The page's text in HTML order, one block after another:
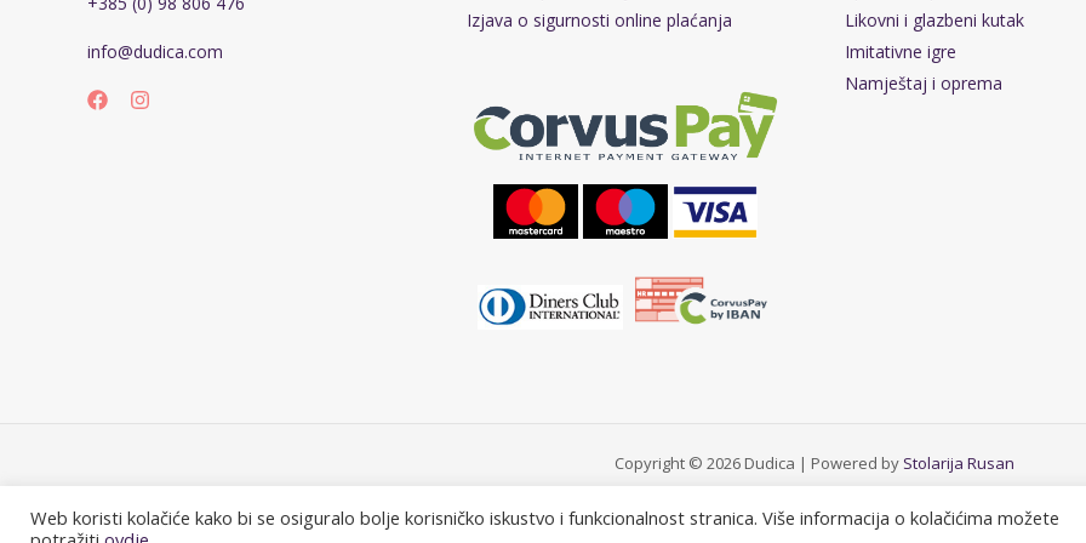
info@dudica.com
Izjava o sigurnosti online plaćanja
Likovni i glazbeni kutak
Imitativne igre
Namještaj i oprema
Copyright © 2026 Dudica | Powered by Stolarija Rusan
Web koristi kolačiće kako bi se osiguralo bolje korisničko iskustvo i funkcionalnost stranica. Više informacija o kolačićima možete